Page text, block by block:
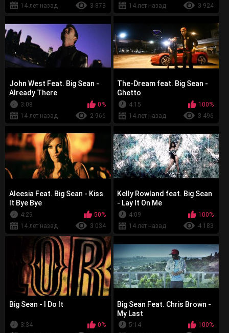
14 лет назад
3 873
14 лет назад
3 924
John West Feat. Big Sean -
Already There
3:08
0%
14 лет назад
2 966
The-Dream feat. Big Sean -
Ghetto
4:15
100%
14 лет назад
3 496
Aleesia Feat. Big Sean - Kiss
It Bye Bye
4:29
50%
14 лет назад
3 034
Kelly Rowland feat. Big Sean
- Lay It On Me
4:09
100%
14 лет назад
4 183
Big Sean - I Do It
3:34
0%
Big Sean Feat. Chris Brown -
My Last
5:14
100%